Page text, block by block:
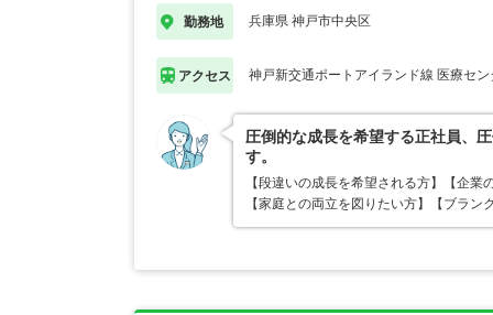
勤務地 兵庫県 神戸市中央区
アクセス 神戸新交通ポートアイランド線 医療セン
圧倒的な成長を希望する正社員、
す。
【段違いの成長を希望される方】【企
【家庭との両立を図りたい方】【ブラ